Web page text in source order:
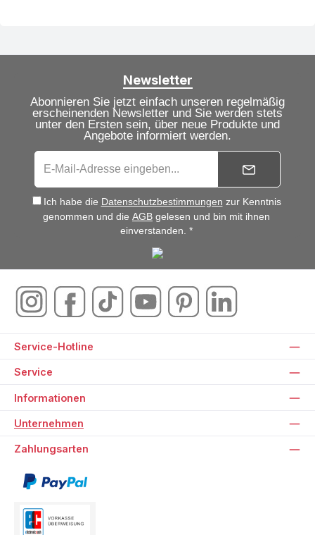
Newsletter
Abonnieren Sie jetzt einfach unseren regelmäßig
erscheinenden Newsletter und Sie werden stets
unter den Ersten sein, über neue Produkte und
Angebote informiert werden.
Ich habe die Datenschutzbestimmungen zur Kenntnis
genommen und die AGB gelesen und bin mit ihnen
einverstanden. *
Service-Hotline
Service
Informationen
Unternehmen
Zahlungsarten